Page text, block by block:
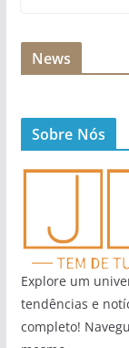
News
Sobre Nós
Explore um
tendências e
completo!